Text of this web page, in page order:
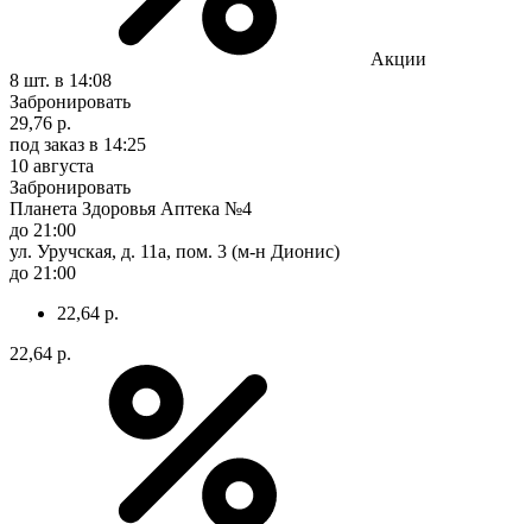
Акции
8 шт. в 14:08
Забронировать
29,76 р.
под заказ в 14:25
10 августа
Забронировать
Планета Здоровья Аптека №4
до 21:00
ул. Уручская, д. 11а, пом. 3 (м-н Дионис)
до 21:00
22,64 р.
22,64 р.